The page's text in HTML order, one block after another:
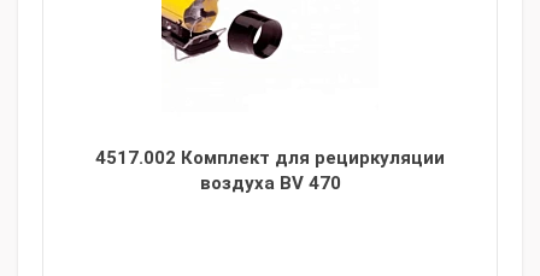
4517.002 Комплект для рециркуляции
воздуха BV 470